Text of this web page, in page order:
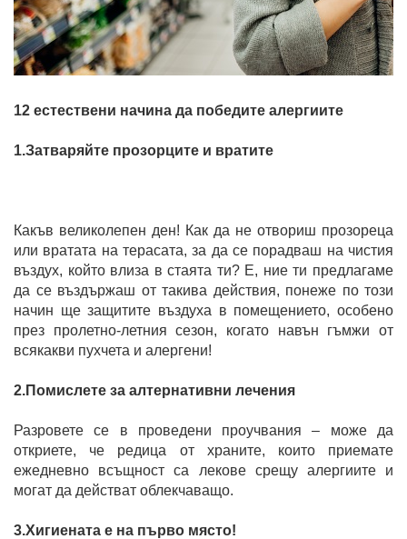
12 естествени начина да победите алергиите
1.Затваряйте прозорците и вратите
Какъв великолепен ден! Как да не отвориш прозореца
или вратата на терасата, за да се порадваш на чистия
въздух, който влиза в стаята ти? Е, ние ти предлагаме
да се въздържаш от такива действия, понеже по този
начин ще защитите въздуха в помещението, особено
през пролетно-летния сезон, когато навън гъмжи от
всякакви пухчета и алергени!
2.Помислете за алтернативни лечения
Разровете се в проведени проучвания – може да
откриете, че редица от храните, които приемате
ежедневно всъщност са лекове срещу алергиите и
могат да действат облекчаващо.
3.Хигиената е на първо място!